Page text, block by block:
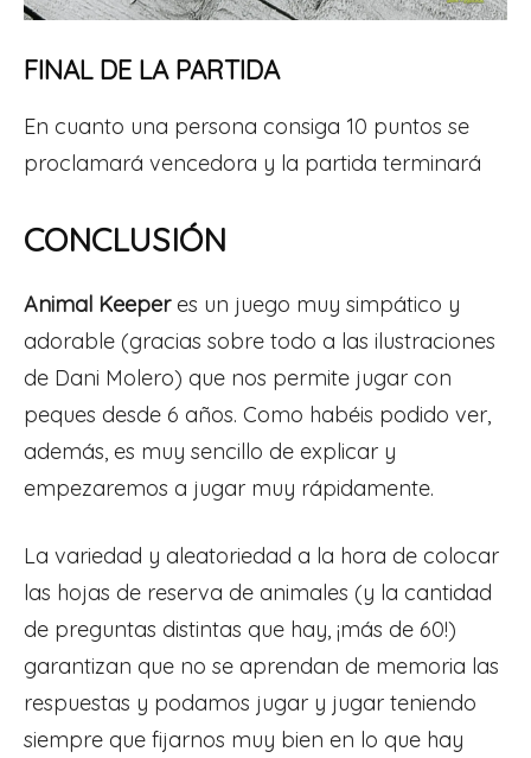
FINAL DE LA PARTIDA
En cuanto una persona consiga 10 puntos se
proclamará vencedora y la partida terminará
CONCLUSIÓN
Animal Keeperes un juego muy simpático y
adorable (gracias sobre todo a las ilustraciones
de Dani Molero) que nos permite jugar con
peques desde 6 años. Como habéis podido ver,
además, es muy sencillo de explicar y
empezaremos a jugar muy rápidamente.
La variedad y aleatoriedad a la hora de colocar
las hojas de reserva de animales (y la cantidad
de preguntas distintas que hay, ¡más de 60!)
garantizan que no se aprendan de memoria las
respuestas y podamos jugar y jugar teniendo
siempre que fijarnos muy bien en lo que hay